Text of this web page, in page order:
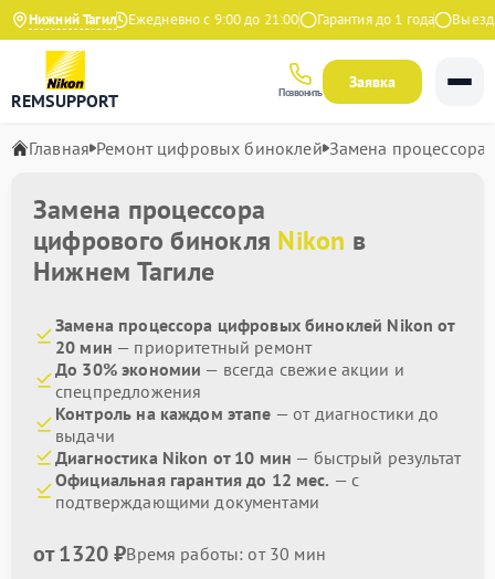
Нижний Тагил
4.9 на Яндекс Ежедневно с 9:00 до 21:00 Гарантия до 1 года Выезд
REMSUPPORT Позвонить
Заявка
Главная Ремонт цифровых биноклей Замена процессора
Замена процессора
цифрового бинокля Nikon в
Нижнем Тагиле
Замена процессора цифровых биноклей Nikon от
20 мин — приоритетный ремонт
До 30% экономии — всегда свежие акции и
спецпредложения
Контроль на каждом этапе — от диагностики до
выдачи
Диагностика Nikon от 10 мин — быстрый результат
Официальная гарантия до 12 мес. — с
подтверждающими документами
от 1320 ₽Время работы: от 30 мин